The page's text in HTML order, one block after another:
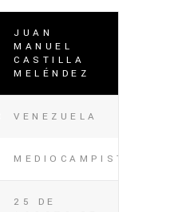
JUAN
MANUEL
CASTILLA
MELÉNDEZ
VENEZUELA
MEDIOCAMPISTA
25 DE